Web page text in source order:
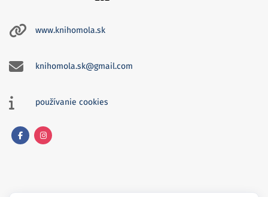
www.knihomola.sk
knihomola.sk@gmail.com
používanie cookies